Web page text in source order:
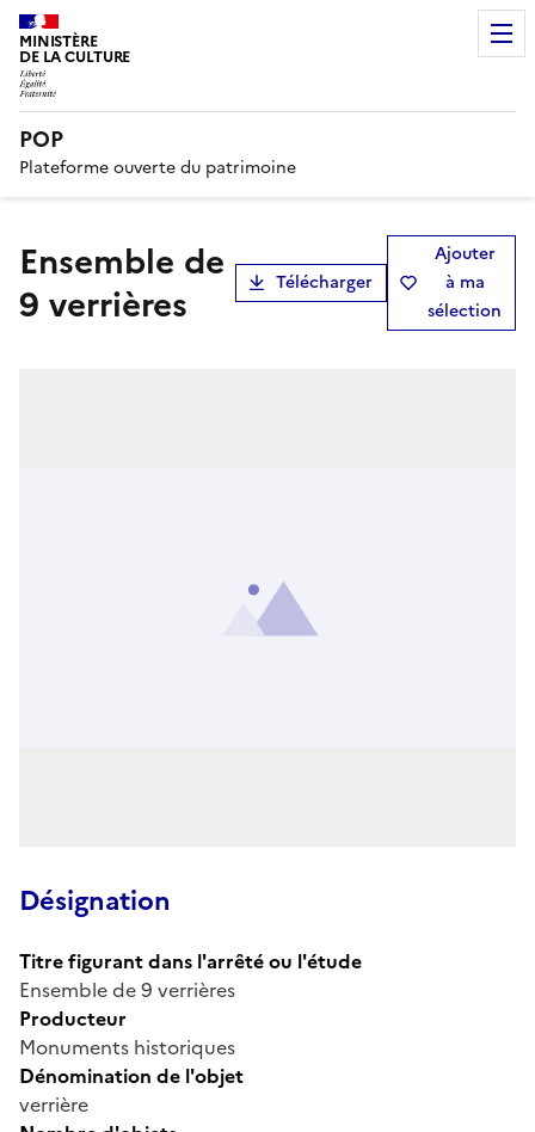
MINISTÈRE
DE LA CULTURE
POP
Plateforme ouverte du patrimoine
Ensemble de
9 verrières
Télécharger
Ajouter
à ma
sélection
Désignation
Titre figurant dans l'arrêté ou l'étude
Ensemble de 9 verrières
Producteur
Monuments historiques
Dénomination de l'objet
verrière